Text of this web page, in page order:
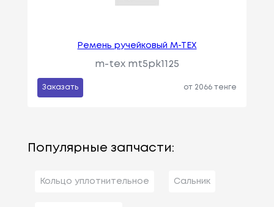
Ремень ручейковый M-TEX
m-tex mt5pk1125
Заказать от 2066 тенге
Популярные запчасти:
Кольцо уплотнительное Сальник